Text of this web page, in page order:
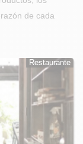
de cada
Restaurante
Restaurante